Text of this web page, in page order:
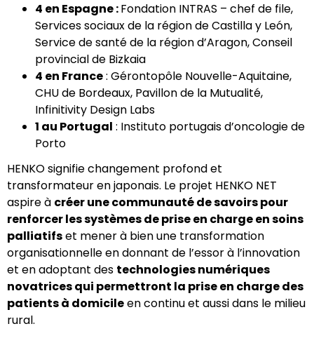
4 en Espagne :Fondation INTRAS – chef de file,
Services sociaux de la région de Castilla y León,
Service de santé de la région d’Aragon, Conseil
provincial de Bizkaia
4 en France: Gérontopôle Nouvelle-Aquitaine,
CHU de Bordeaux, Pavillon de la Mutualité,
Infinitivity Design Labs
1 au Portugal : Instituto portugais d’oncologie de
Porto
HENKO signifie changement profond et
transformateur en japonais. Le projet HENKO NET
aspire à créer une communauté de savoirs pour
renforcer les systèmes de prise en charge en soins
palliatifset mener à bien une transformation
organisationnelle en donnant de l’essor à l’innovation
et en adoptant des technologies numériques
novatrices qui permettront la prise en charge des
patients à domicileen continu et aussi dans le milieu
rural.